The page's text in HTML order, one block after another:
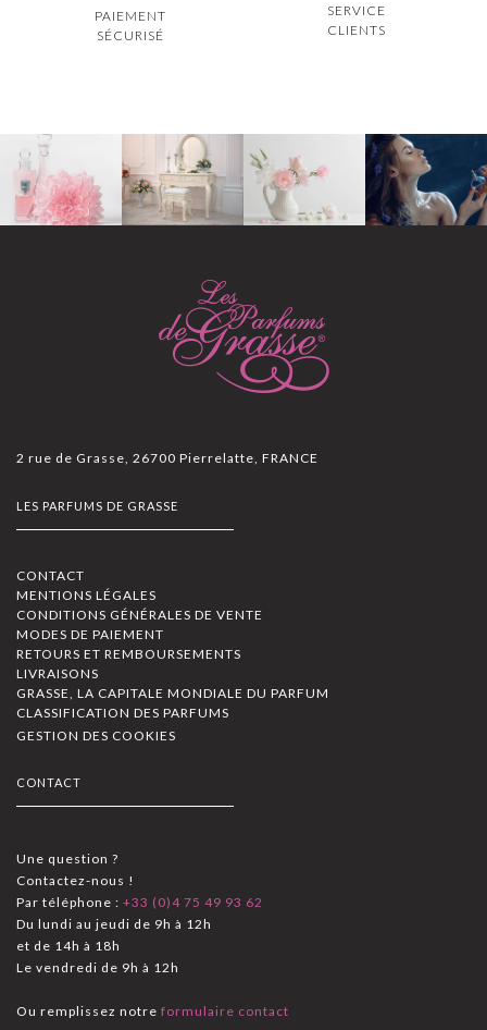
PAIEMENT
SÉCURISÉ
SERVICE
CLIENTS
2 rue de Grasse, 26700 Pierrelatte, FRANCE
LES PARFUMS DE GRASSE
CONTACT
MENTIONS LÉGALES
CONDITIONS GÉNÉRALES DE VENTE
MODES DE PAIEMENT
RETOURS ET REMBOURSEMENTS
LIVRAISONS
GRASSE, LA CAPITALE MONDIALE DU PARFUM
CLASSIFICATION DES PARFUMS
GESTION DES COOKIES
CONTACT
Une question ?
Contactez-nous !
Par téléphone : +33 (0)4 75 49 93 62
Du lundi au jeudi de 9h à 12h
et de 14h à 18h
Le vendredi de 9h à 12h
Ou remplissez notre formulaire contact